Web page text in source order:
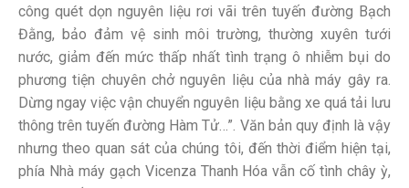
công quét dọn nguyên liệu rơi vãi trên tuyến đường Bạch
Đằng, bảo đảm vệ sinh môi trường, thường xuyên tưới
nước, giảm đến mức thấp nhất tình trạng ô nhiễm bụi do
phương tiện chuyên chở nguyên liệu của nhà máy gây ra.
Dừng ngay việc vận chuyển nguyên liệu bằng xe quá tải lưu
thông trên tuyến đường Hàm Tử…”. Văn bản quy định là vậy
nhưng theo quan sát của chúng tôi, đến thời điểm hiện tại,
phía Nhà máy gạch Vicenza Thanh Hóa vẫn cố tình chây ỳ,